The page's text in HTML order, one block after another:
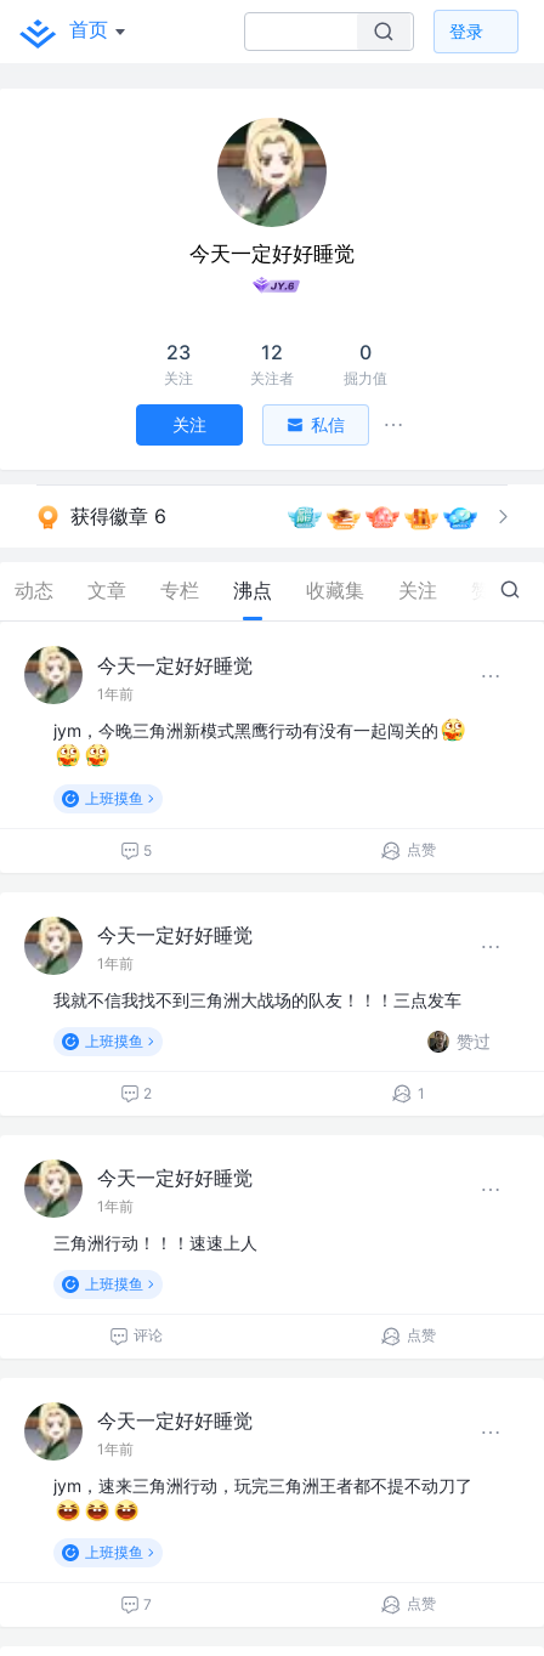
首页 登录
今天一定好好睡觉
23
关注
12
关注者
0
掘力值
关注 私信
获得徽章 6
动态 文章 专栏 沸点 收藏集 关注 201
今天一定好好睡觉
1年前
jym，今晚三角洲新模式黑鹰行动有没有一起闯关的
上班摸鱼
5 点赞
今天一定好好睡觉
1年前
我就不信我找不到三角洲大战场的队友！！！三点发车
上班摸鱼 赞过
2 1
今天一定好好睡觉
1年前
三角洲行动！！！速速上人
上班摸鱼
评论 点赞
今天一定好好睡觉
1年前
jym，速来三角洲行动，玩完三角洲王者都不提不动刀了
上班摸鱼
7 点赞